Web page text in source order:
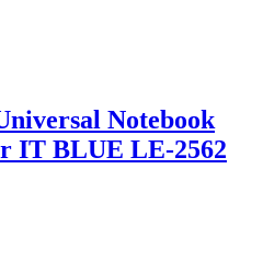
Notebook
IT BLUE LE-2562